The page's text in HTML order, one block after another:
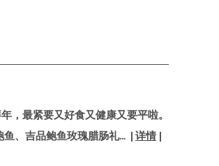
，最紧要又好食又健康又要平啦。
、吉品鲍鱼玫瑰腊肠礼... | 详情 |